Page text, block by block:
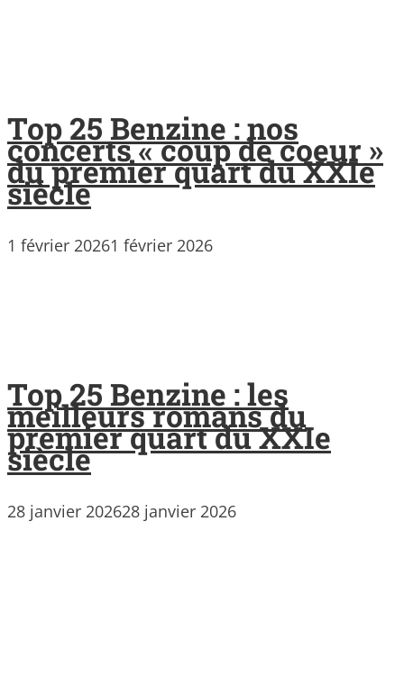
Top 25 Benzine : nos
concerts « coup de coeur »
du premier quart du XXIe
siècle
1 février 20261 février 2026
Top 25 Benzine : les
meilleurs romans du
premier quart du XXIe
siècle
28 janvier 202628 janvier 2026